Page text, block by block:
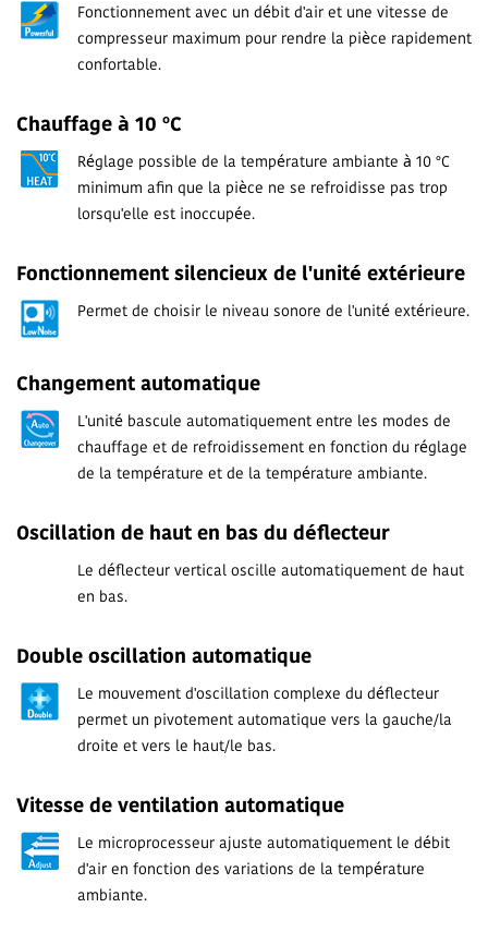
Fonctionnement avec un débit d'air et une vitesse de
compresseur maximum pour rendre la pièce rapidement
confortable.
Chauffage à 10 ºC
Réglage possible de la température ambiante à 10 °C
minimum afin que la pièce ne se refroidisse pas trop
lorsqu'elle est inoccupée.
Fonctionnement silencieux de l'unité extérieure
Permet de choisir le niveau sonore de l'unité extérieure.
Changement automatique
L'unité bascule automatiquement entre les modes de
chauffage et de refroidissement en fonction du réglage
de la température et de la température ambiante.
Oscillation de haut en bas du déflecteur
Le déflecteur vertical oscille automatiquement de haut
en bas.
Double oscillation automatique
Le mouvement d'oscillation complexe du déflecteur
permet un pivotement automatique vers la gauche/la
droite et vers le haut/le bas.
Vitesse de ventilation automatique
Le microprocesseur ajuste automatiquement le débit
d'air en fonction des variations de la température
ambiante.